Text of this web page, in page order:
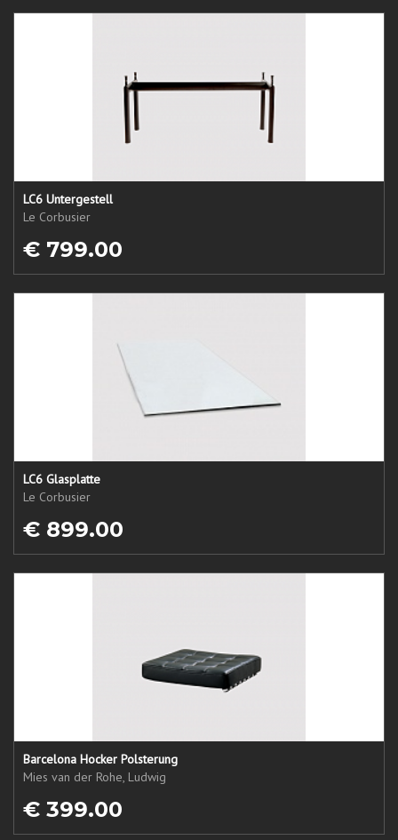
LC6 Untergestell
Le Corbusier
€ 799.00
LC6 Glasplatte
Le Corbusier
€ 899.00
Barcelona Hocker Polsterung
Mies van der Rohe, Ludwig
€ 399.00